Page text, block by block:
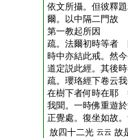
依文所攝。但彼釋
爾。以中隔二門故
第一教起所因
疏。法爾初時等者
時中亦結此戒。然
道定説此經。其後
疏。瓔珞經下卷云
在樹下者何時在耶
我聞。一時佛重遊
正覺處。復坐如故
放四十二光 云云 故